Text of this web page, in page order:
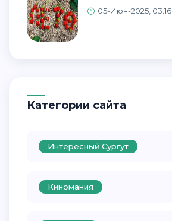
05-Июн-2025, 03:16
Категории сайта
Интересный Сургут
Киномания